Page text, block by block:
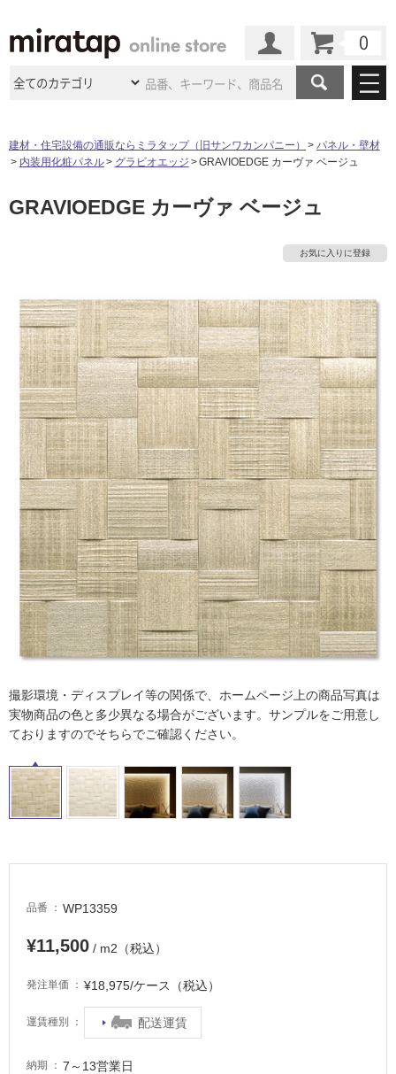
商品カテゴリ
浴室（風呂・
トイレ
ウッドデッキ フローリング・床材
収納 インテリア・家具
照明 ペット用品
内装用建材 パネル・壁材
ロートアイアン 天然石・石材
メンテナンス・施工材 新商品
施工事例
施工事例 法人案件納入事例
インタビュー
店舗・施設事例
ショールーム
ショールーム
大阪ショールーム 仙台ショールーム
名古屋ショールーム 京都ショールーム
福岡ショールーム 札幌スマートショールー
ム
横浜スマートショールー
ム
ウェルビーみのおHDC
BOX
ご利用ガイド 初めての方へ
よくある質問 お問い合わせ
修理お問い合わせ クレーム公開
説明書・図面検索 水まわり3年保証
お役立ち情報 住まいのスタイリング
アイデア
ミラタップチャンネル
オンライン相談
その他サービス
ミラタップと創る家
ASOLIE
工事会社紹介Coziコンシ
ェルジュ
自分らしい家づくり
SUVACO
最高のリノベ会社がみつ
かるリノベりす
建材・住宅設備の通販ならミラタップ（旧サンワカンパニー）
パネル・壁材
内装用化粧パネル
グラビオエッジ GRAVIOEDGE カーヴァ ベージュ
GRAVIOEDGE カーヴァ ベージュ
お気に入りに登録
撮影環境・ディスプレイ等の関係で、ホームページ上の商品写真は
実物商品の色と多少異なる場合がございます。サンプルをご用意し
ておりますのでそちらでご確認ください。
品番 WP13359
¥11,500 / m2（税込）
発注単価 ¥18,975/ケース（税込）
運賃種別 配送運賃
納期 7～13営業日
タ
イ
ル
内